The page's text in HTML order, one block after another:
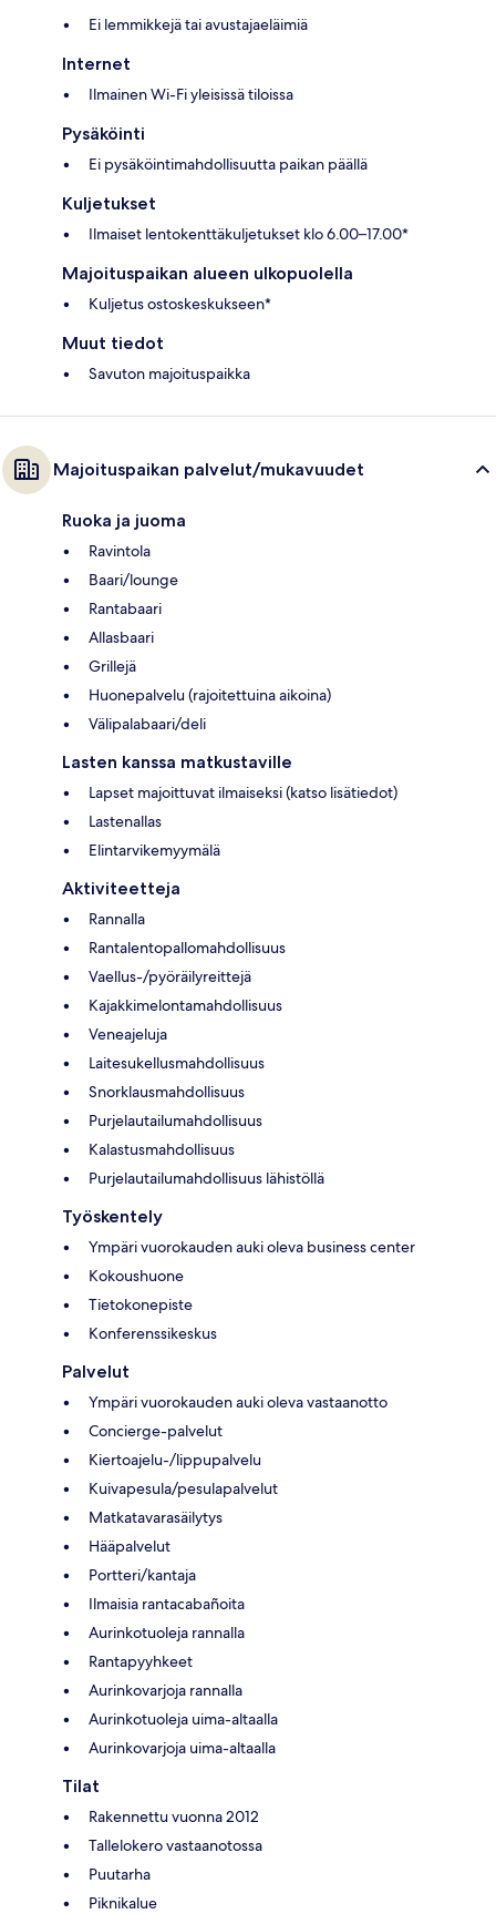
Ei lemmikkejä tai avustajaeläimiä
Internet
Ilmainen Wi-Fi yleisissä tiloissa
Pysäköinti
Ei pysäköintimahdollisuutta paikan päällä
Kuljetukset
Ilmaiset lentokenttäkuljetukset klo 6.00–17.00*
Majoituspaikan alueen ulkopuolella
Kuljetus ostoskeskukseen*
Muut tiedot
Savuton majoituspaikka
Majoituspaikan palvelut/mukavuudet
Ruoka ja juoma
Ravintola
Baari/lounge
Rantabaari
Allasbaari
Grillejä
Huonepalvelu (rajoitettuina aikoina)
Välipalabaari/deli
Lasten kanssa matkustaville
Lapset majoittuvat ilmaiseksi (katso lisätiedot)
Lastenallas
Elintarvikemyymälä
Aktiviteetteja
Rannalla
Rantalentopallomahdollisuus
Vaellus-/pyöräilyreittejä
Kajakkimelontamahdollisuus
Veneajeluja
Laitesukellusmahdollisuus
Snorklausmahdollisuus
Purjelautailumahdollisuus
Kalastusmahdollisuus
Purjelautailumahdollisuus lähistöllä
Työskentely
Ympäri vuorokauden auki oleva business center
Kokoushuone
Tietokonepiste
Konferenssikeskus
Palvelut
Ympäri vuorokauden auki oleva vastaanotto
Concierge-palvelut
Kiertoajelu-/lippupalvelu
Kuivapesula/pesulapalvelut
Matkatavarasäilytys
Hääpalvelut
Portteri/kantaja
Ilmaisia rantacabañoita
Aurinkotuoleja rannalla
Rantapyyhkeet
Aurinkovarjoja rannalla
Aurinkotuoleja uima-altaalla
Aurinkovarjoja uima-altaalla
Tilat
Rakennettu vuonna 2012
Tallelokero vastaanotossa
Puutarha
Piknikalue